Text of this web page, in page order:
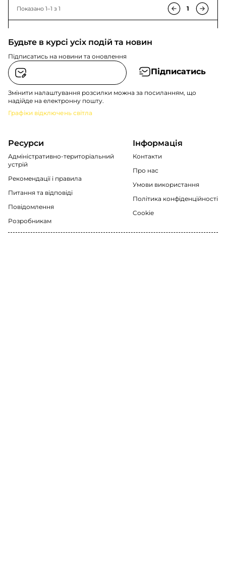
Показано 1–1 з 1 1
Будьте в курсі усіх подій та новин
Підписатись на новини та оновлення
Підписатись
Змінити налаштування розсилки можна за посиланням, що
надійде на електронну пошту.
Графіки відключень світла
Ресурси
Адміністративно-територіальний
устрій
Рекомендації i правила
Питання та відповіді
Повідомлення
Розробникам
Інформація
Контакти
Про нас
Умови використання
Політика конфіденційності
Cookie